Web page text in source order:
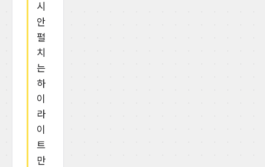
시
안
펼
치
는
하
이
라
이
트
만